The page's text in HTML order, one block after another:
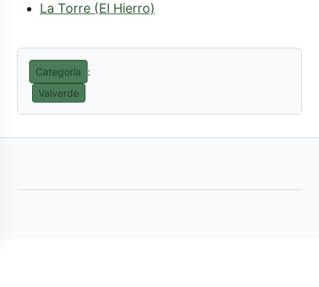
La Torre (El Hierro)
Categoría
:
Valverde